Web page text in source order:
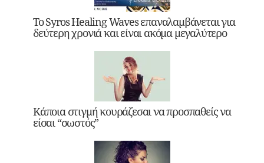
Το Syros Healing Waves επαναλαμβάνεται για
δεύτερη χρονιά και είναι ακόμα μεγαλύτερο
Κάποια στιγμή κουράζεσαι να προσπαθείς να
είσαι “σωστός”